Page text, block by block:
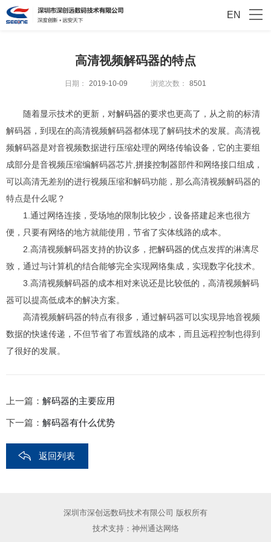
EN
高清视频解码器的特点
日期： 2019-10-09 浏览次数： 8501
随着显示技术的更新，对解码器的要求也更高了，从之前的标清
解码器，到现在的高清视频解码器都体现了解码技术的发展。高清视
频解码器是对音视频数据进行压缩处理的网络传输设备，它的主要组
成部分是音视频压缩编解码器芯片, 拼接控制器部件和网络接口组成，
可以高清无差别的进行视频压缩和解码功能，那么高清视频解码器的
特点是什么呢？
1.通过网络连接，受场地的限制比较少，设备搭建起来也很方
便，只要有网络的地方就能使用，节省了实体线路的成本。
2.高清视频解码器支持的协议多，把解码器的优点发挥的淋漓尽
致，通过与计算机的结合能够完全实现网络集成，实现数字化技术。
3.高清视频解码器的成本相对来说还是比较低的，高清视频解码
器可以提高低成本的解决方案。
高清视频解码器的特点有很多，通过解码器可以实现异地音视频
数据的快速传递，不但节省了布置线路的成本，而且远程控制也得到
了很好的发展。
上一篇： 解码器的主要应用
下一篇： 解码器有什么优势
返回列表
深圳市深创远数码技术有限公司 版权所有
技术支持： 神州通达网络